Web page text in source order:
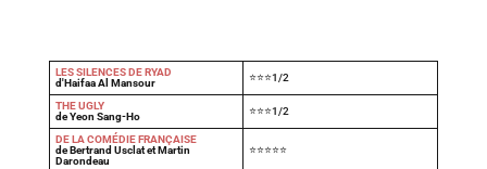
LES SILENCES DE RYAD
d'Haifaa Al Mansour
⭐⭐⭐1/2
THE UGLY
de Yeon Sang-Ho
⭐⭐⭐1/2
DE LA COMÉDIE FRANÇAISE
de Bertrand Usclat et Martin
Darondeau
⭐⭐⭐⭐⭐